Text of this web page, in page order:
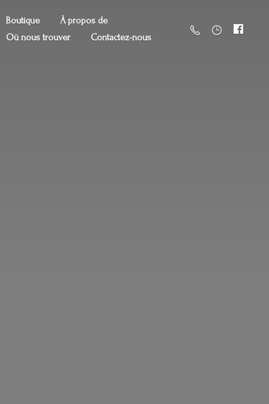
Boutique
À propos de
Où nous trouver
Contactez-nous